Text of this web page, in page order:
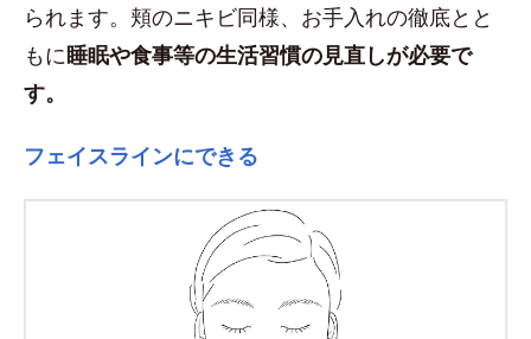
られます。頬のニキビ同様、お手入れの徹底とと
もに睡眠や食事等の生活習慣の見直しが必要で
す。
フェイスラインにできる